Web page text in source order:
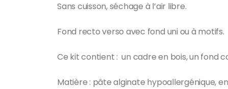
Sans cuisson, séchage à l’air libre.
Fond recto verso avec fond uni ou à motifs.
Ce kit contient : un cadre en bois, un fond
Matière : pâte alginate hypoallergénique,